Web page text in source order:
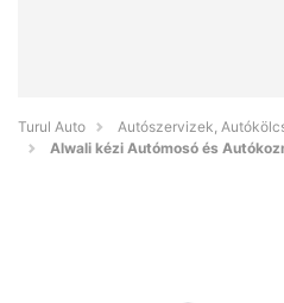
Turul Auto
Autószervizek,
Alwali kézi Autómosó és